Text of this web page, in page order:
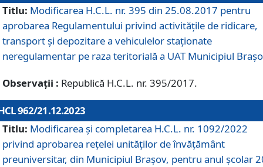
Titlu: Modificarea H.C.L. nr. 395 din 25.08.2017 pentru
aprobarea Regulamentului privind activitățile de ridicare,
transport şi depozitare a vehiculelor staționate
neregulamentar pe raza teritorială a UAT Municipiul
Observații : Republică H.C.L. nr. 395/2017.
962/21.12.2023
Titlu: Modificarea și completarea H.C.L. nr. 1092/2022
privind aprobarea rețelei unităților de învăţământ
preuniversitar, din Municipiul Braşov, pentru anul școlar